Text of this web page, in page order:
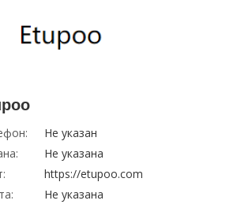
Не указан
Не указана
https://etupoo.com
Не указана